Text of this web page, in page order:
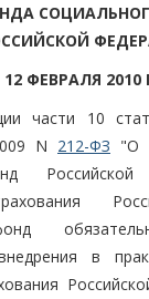
ФЕВРАЛЯ 2010
части 10
N 212-ФЗ "О
в